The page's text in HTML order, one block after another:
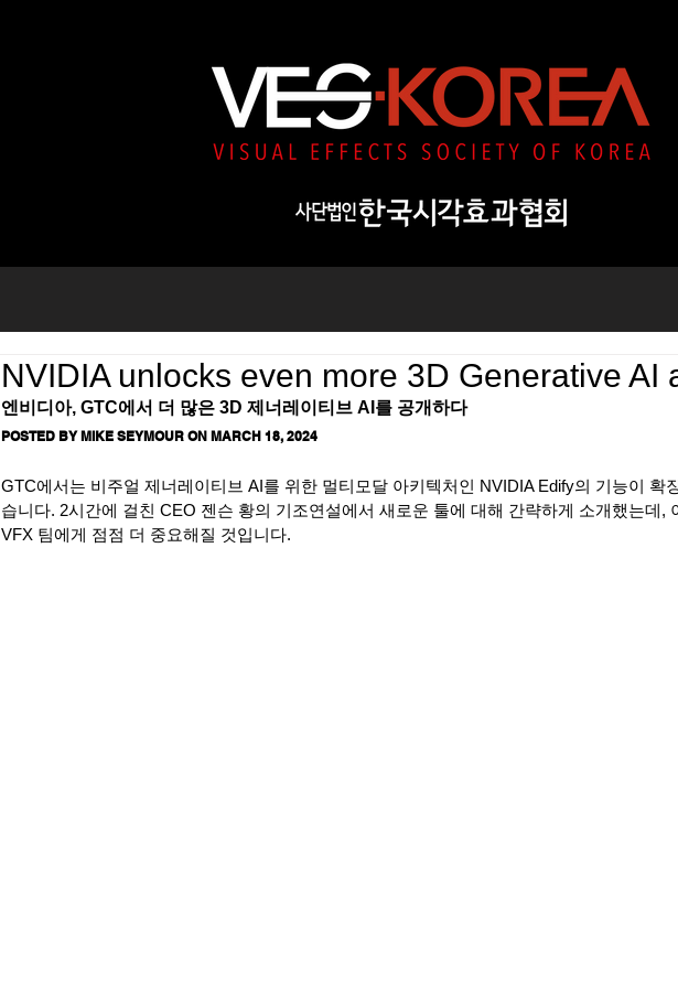
NVIDIA unlocks even more 3D Generative AI
엔비디아, GTC에서 더 많은 3D 제너레이티브 AI를 공개하다
POSTED BY MIKE SEYMOUR ON MARCH 18, 2024
GTC에서는 비주얼 제너레이티브 AI를 위한 멀티모달 아키텍처인 NVIDIA Edify의 기능이 확
습니다. 2시간에 걸친 CEO 젠슨 황의 기조연설에서 새로운 툴에 대해 간략하게 소개했는데,
VFX 팀에게 점점 더 중요해질 것입니다.